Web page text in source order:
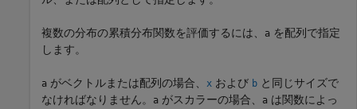
複数の分布の累積分布関数を評価するには、 a を配列で指定
します。
a がベクトルまたは配列の場合、 x および b と同じサイズで
なければなりません。
a がスカラーの場合、 a は関数によっ